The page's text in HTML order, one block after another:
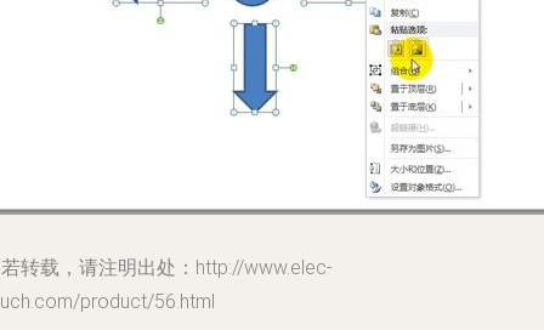
转载，请注明出处：http://www.elec-
product/56.html